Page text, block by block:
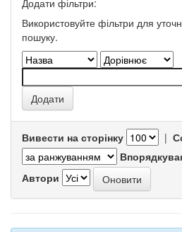
Додати фільтри:
Використовуйте фільтри для
пошуку.
Вивести на сторінку |
Автори